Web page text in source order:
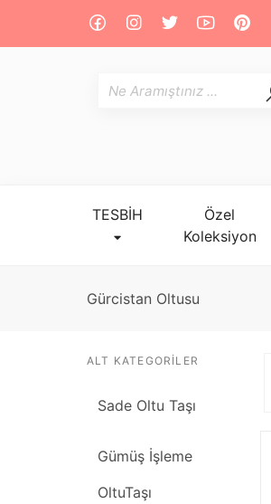
TESBİH
Özel
Koleksiyon
Gürcistan Oltusu
ALT KATEGORILER
Sade Oltu Taşı
Gümüş İşleme
OltuTaşı